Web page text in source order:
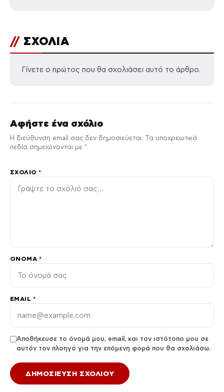
// ΣΧΟΛΙΑ
Γίνετε ο πρώτος που θα σχολιάσει αυτό το άρθρο.
Αφήστε ένα σχόλιο
Η διεύθυνση email σας δεν δημοσιεύεται. Τα υποχρεωτικά
πεδία σημειώνονται με *.
ΣΧΌΛΙΟ*
ΌΝΟΜΑ *
EMAIL *
Αποθήκευσε το όνομά μου, email, και τον ιστότοπο μου σε
αυτόν τον πλοηγό για την επόμενη φορά που θα σχολιάσω.